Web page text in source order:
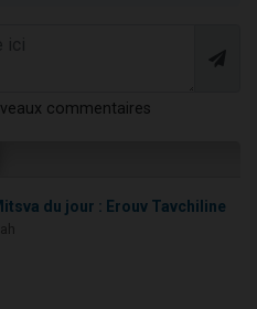
commentaires
du jour : Erouv Tavchiline